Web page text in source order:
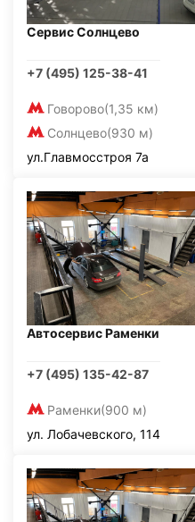
Сервис Солнцево
+7 (495) 125-38-41
Говорово(1,35 км)
Солнцево(930 м)
ул.Главмосстроя 7а
Автосервис Раменки
+7 (495) 135-42-87
Раменки(900 м)
ул. Лобачевского, 114